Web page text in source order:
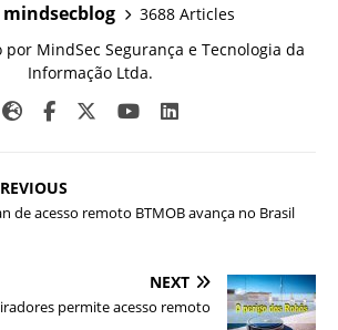
3688 Articles
MindSec Segurança e Tecnologia da
Informação Ltda.
de acesso remoto BTMOB avança no Brasil
NEXT
permite acesso remoto